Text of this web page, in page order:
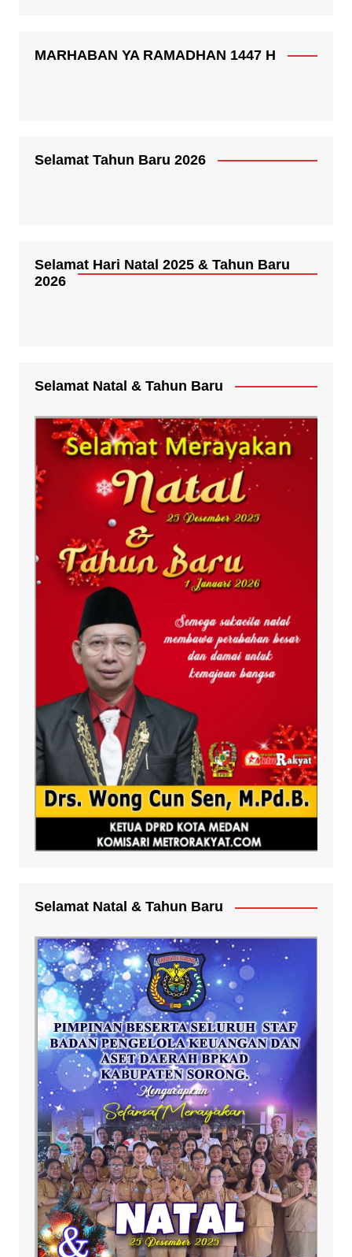
MARHABAN YA RAMADHAN 1447 H
Selamat Tahun Baru 2026
Selamat Hari Natal 2025 & Tahun Baru
2026
Selamat Natal & Tahun Baru
Selamat Natal & Tahun Baru